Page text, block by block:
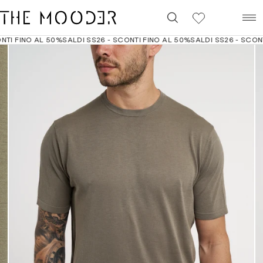
FINO AL 50%SALDI SS26 - SCONTI FINO AL 50%SALDI SS26 - SCONTI